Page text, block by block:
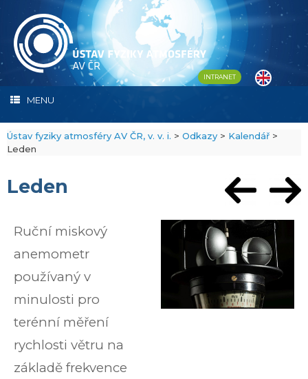
content
INTRANET
MENU
Ústav fyziky atmosféry AV ČR, v. v. i. > Odkazy > Kalendář >
Leden
Leden
Ruční miskový
anemometr
používaný v
minulosti pro
terénní měření
rychlosti větru na
základě frekvence